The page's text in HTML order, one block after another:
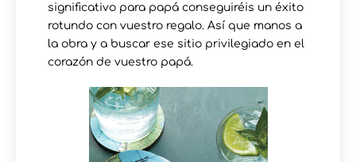
significativo para papá conseguiréis un éxito
rotundo con vuestro regalo. Así que manos a
la obra y a buscar ese sitio privilegiado en el
corazón de vuestro papá.